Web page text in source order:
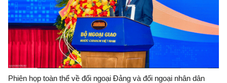
Phiên họp toàn thể về đối ngoại Đảng và đối ngoại nhân dân